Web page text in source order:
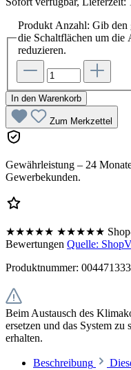
Produkt Anzahl: Gib den
die Schaltflächen um die
reduzieren.
In den Warenkorb
Zum Merkzettel
Gewährleistung – 24
Gewerbekunden.
★★★★★ ★★★★★
Bewertungen Quelle:
Produktnummer:
Beim Austausch des
ersetzen und das System
erhalten.
Beschreibung